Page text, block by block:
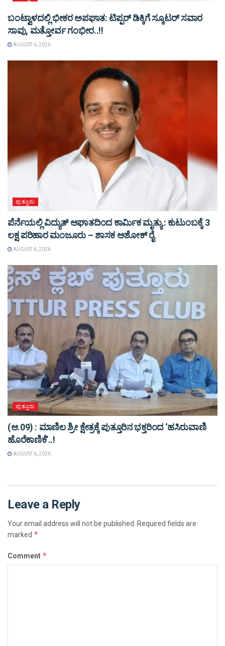
ಬಂಟ್ವಾಳದಲ್ಲಿ ಭೀಕರ ಅಪಘಾತ: ಟಿಪ್ಪರ್ ಡಿಕ್ಕಿಗೆ ಸ್ಕೂಟರ್ ಸವಾರ
ಸಾವು, ಮತ್ತೋರ್ವ ಗಂಭೀರ..!!
AUGUST 6, 2026
ಪುತ್ತೂರು
ಪೆರ್ನೆಯಲ್ಲಿ ವಿದ್ಯುತ್ ಆಘಾತದಿಂದ ಕಾರ್ಮಿಕ ಮೃತ್ಯು : ಕುಟುಂಬಕ್ಕೆ 3
ಲಕ್ಷ ಪರಿಹಾರ ಮಂಜೂರು – ಶಾಸಕ ಅಶೋಕ್ ರೈ
AUGUST 6, 2026
ಪುತ್ತೂರು
(ಆ.09) : ಮಾಣಿಲ ಶ್ರೀ ಕ್ಷೇತ್ರಕ್ಕೆ ಪುತ್ತೂರಿನ ಭಕ್ತರಿಂದ ‘ಹಸಿರುವಾಣಿ
ಹೊರೆಕಾಣಿಕೆ’..!
AUGUST 6, 2026
Leave a Reply
Your email address will not be published. Required fields are
marked *
Comment *